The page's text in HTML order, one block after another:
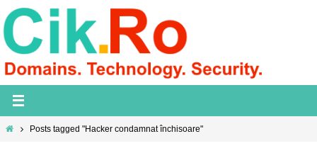
Skip
to
content
HomePosts tagged "Hacker condamnat închisoare"